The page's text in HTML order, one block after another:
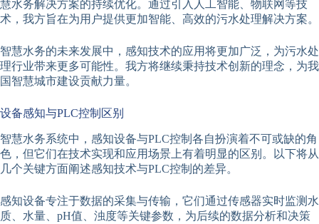
慧水务解决方案的持续优化。通过引入人工智能、物联网等技
术，我方旨在为用户提供更加智能、高效的污水处理解决方案。
智慧水务的未来发展中，感知技术的应用将更加广泛，为污水处
理行业带来更多可能性。我方将继续秉持技术创新的理念，为我
国智慧城市建设贡献力量。
设备感知与PLC控制区别
智慧水务系统中，感知设备与PLC控制各自扮演着不可或缺的角
色，但它们在技术实现和应用场景上有着明显的区别。以下将从
几个关键方面阐述感知技术与PLC控制的差异。
感知设备专注于数据的采集与传输，它们通过传感器实时监测水
质、水量、pH值、浊度等关键参数，为后续的数据分析和决策